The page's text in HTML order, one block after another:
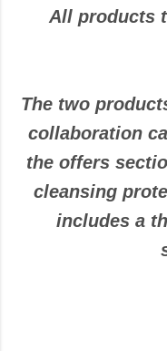
All products
The two
collaboration
the offers
cleansing
includes a